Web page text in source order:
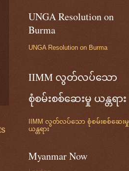
UNGA Resolution on
Burma
UNGA Resolution on Burma
IIMM လွတ်လပ်သော
စုံစမ်းစစ်ဆေးမှု ယန္တရား
IIMM လွတ်လပ်သော စုံစမ်းစစ်ဆေးမှု
ယန္တရား
Myanmar Now